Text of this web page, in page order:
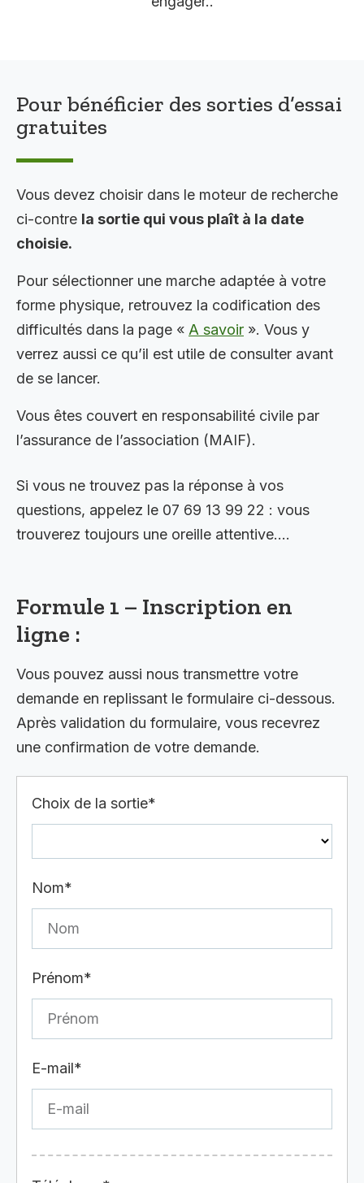
Pour bénéficier des sorties d’essai
gratuites
Vous devez choisir dans le moteur de recherche
ci-contre la sortie qui vous plaît à la date
choisie.
Pour sélectionner une marche adaptée à votre
forme physique, retrouvez la codification des
difficultés dans la page « A savoir ». Vous y
verrez aussi ce qu’il est utile de consulter avant
de se lancer.
Vous êtes couvert en responsabilité civile par
l’assurance de l’association (MAIF).
Si vous ne trouvez pas la réponse à vos
questions, appelez le 07 69 13 99 22 : vous
trouverez toujours une oreille attentive….
Formule 1 – Inscription en
ligne :
Vous pouvez aussi nous transmettre votre
demande en replissant le formulaire ci-dessous.
Après validation du formulaire, vous recevrez
une confirmation de votre demande.
Choix de la sortie*
Nom*
Prénom*
E-mail*